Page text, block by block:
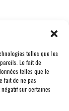
telles que les
Le fait de
telles que le
fait de ne pas
sur certaines